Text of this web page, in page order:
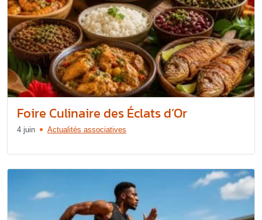
Foire Culinaire des Éclats d’Or
4 juin Actualités associatives